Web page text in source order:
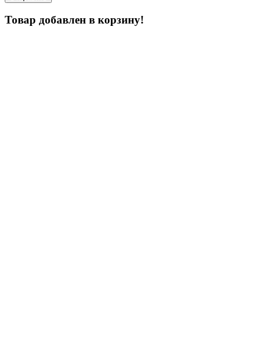
Товар добавлен в корзину!